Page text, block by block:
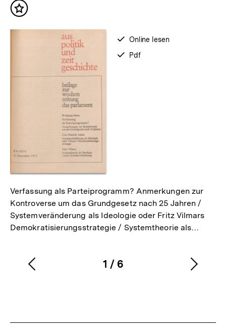
Inhalt
verfügbar
Online lesen
verfügbar
Pdf
Verfassung als Parteiprogramm? Anmerkungen zur
Kontroverse um das Grundgesetz nach 25 Jahren /
Systemveränderung als Ideologie oder Fritz Vilmars
Demokratisierungsstrategie / Systemtheorie als…
Karussellinhalt
1
von
/ 6
Vorherigen